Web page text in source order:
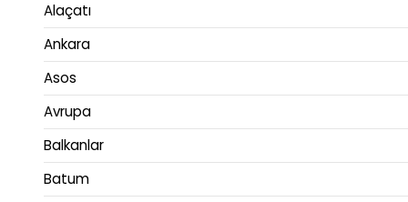
Alaçatı
Ankara
Asos
Avrupa
Balkanlar
Batum